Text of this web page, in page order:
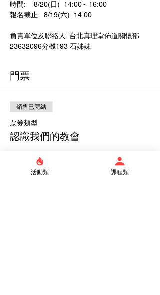
時間:    8/20(日)  14:00～16:00
報名截止:  8/19(六)  14:00
負責單位及聯絡人: 台北真理堂佈道關懷部
23632096分機193 石姊妹
門票
銷售已完結
票券類型
認識我們的教會
$0.00活動類 課程類